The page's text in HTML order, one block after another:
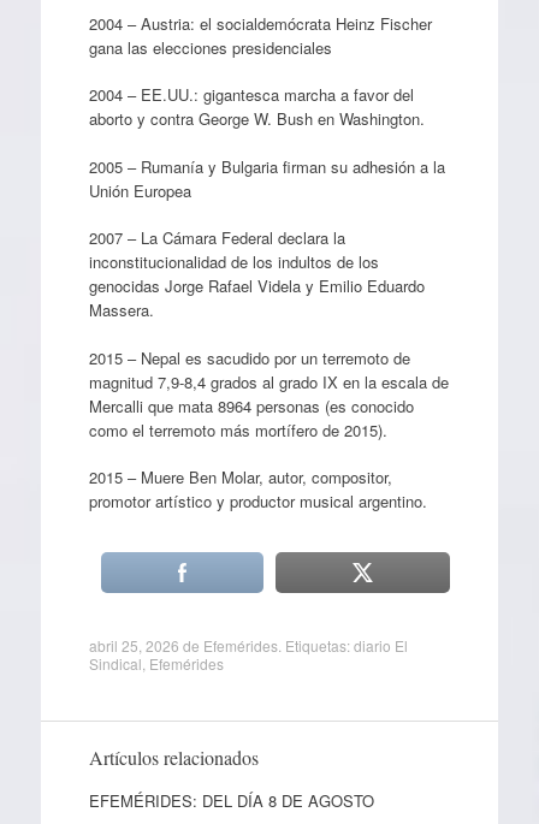
2004 – Austria: el socialdemócrata Heinz Fischer
gana las elecciones presidenciales
2004 – EE.UU.: gigantesca marcha a favor del
aborto y contra George W. Bush en Washington.
2005 – Rumanía y Bulgaria firman su adhesión a la
Unión Europea
2007 – La Cámara Federal declara la
inconstitucionalidad de los indultos de los
genocidas Jorge Rafael Videla y Emilio Eduardo
Massera.
2015 – Nepal es sacudido por un terremoto de
magnitud 7,9-8,4 grados al grado IX en la escala de
Mercalli que mata 8964 personas (es conocido
como el terremoto más mortífero de 2015).
2015 – Muere Ben Molar, autor, compositor,
promotor artístico y productor musical argentino.
abril 25, 2026 de Efemérides. Etiquetas:diario El
Sindical Efemérides
Artículos relacionados
EFEMÉRIDES: DEL DÍA 8 DE AGOSTO